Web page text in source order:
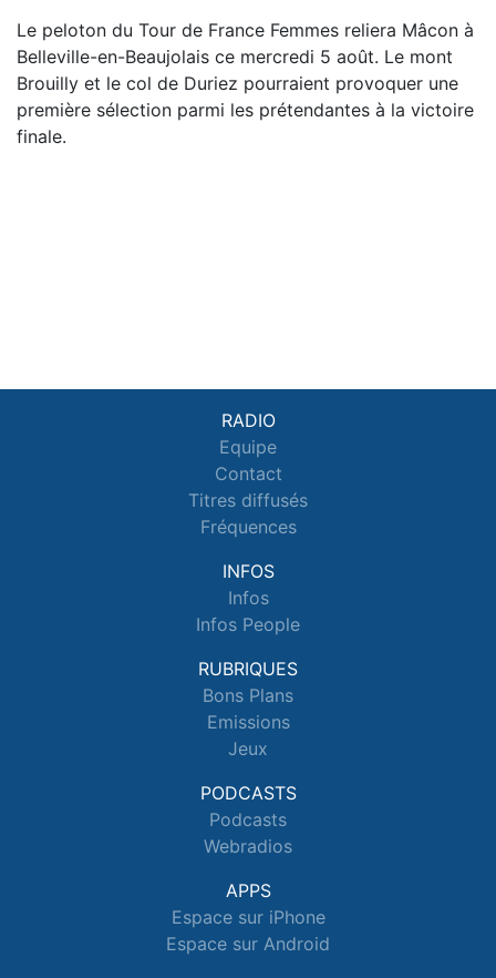
Le peloton du Tour de France Femmes reliera Mâcon à
Belleville-en-Beaujolais ce mercredi 5 août. Le mont
Brouilly et le col de Duriez pourraient provoquer une
première sélection parmi les prétendantes à la victoire
finale.
RADIO
Equipe
Contact
Titres diffusés
Fréquences
INFOS
Infos
Infos People
RUBRIQUES
Bons Plans
Emissions
Jeux
PODCASTS
Podcasts
Webradios
APPS
Espace sur iPhone
Espace sur Android